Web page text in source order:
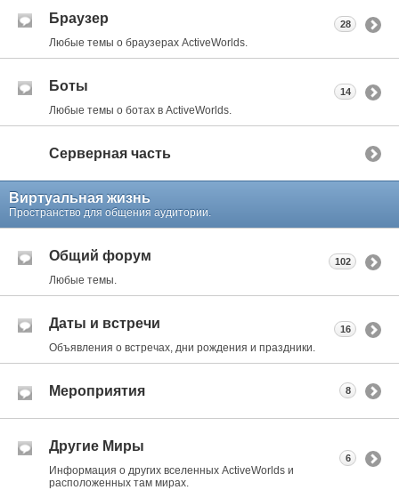
Браузер
Любые темы о браузерах ActiveWorlds.
28
Боты
Любые темы о ботах в ActiveWorlds.
14
Серверная часть
Виртуальная жизнь
Пространство для общения аудитории.
Общий форум
Любые темы.
102
Даты и встречи
Объявления о встречах, дни рождения и праздники.
16
Мероприятия 8
Другие Миры
Информация о других вселенных ActiveWorlds и
расположенных там мирах.
6